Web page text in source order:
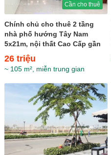
Cần cho thuê
Chính chủ cho thuê 2 tầng
nhà phố hướng Tây Nam
5x21m, nội thất Cao Cấp gần
sân tennis giá 26 triệu
26 triệu
~ 105 m², miễn trung gian